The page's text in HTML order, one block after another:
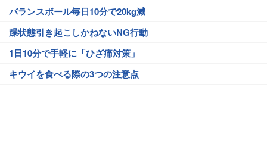
バランスボール毎日10分で20kg減
躁状態引き起こしかねないNG行動
1日10分で手軽に「ひざ痛対策」
キウイを食べる際の3つの注意点